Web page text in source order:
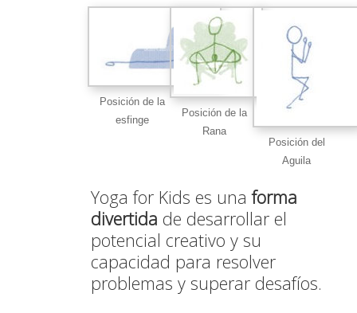
Posición de la
esfinge
Posición de la
Rana
Posición del
Aguila
Yoga for Kids es unaforma
divertida de desarrollar el
potencial creativo y su
capacidad para resolver
problemas y superar desafíos.